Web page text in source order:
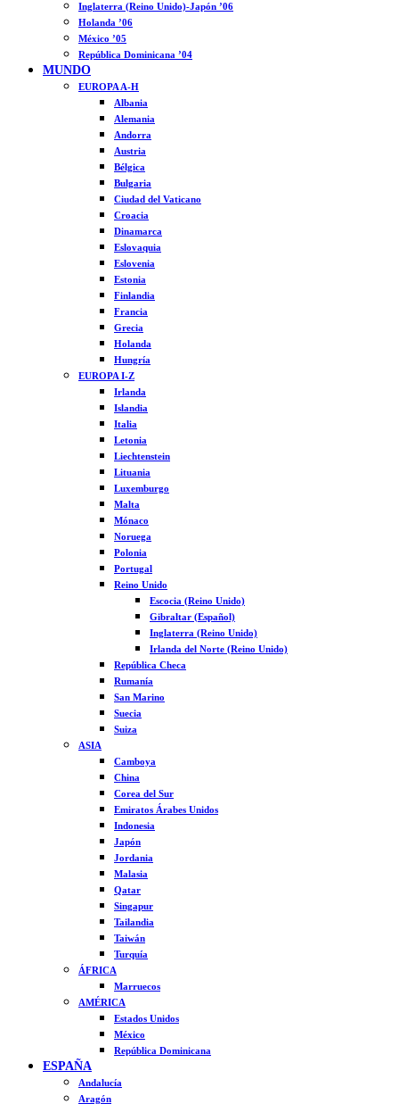
Inglaterra (Reino Unido)-Japón ’06
Holanda ’06
México ’05
República Dominicana ’04
MUNDO
EUROPA A-H
Albania
Alemania
Andorra
Austria
Bélgica
Bulgaria
Ciudad del Vaticano
Croacia
Dinamarca
Eslovaquia
Eslovenia
Estonia
Finlandia
Francia
Grecia
Holanda
Hungría
EUROPA I-Z
Irlanda
Islandia
Italia
Letonia
Liechtenstein
Lituania
Luxemburgo
Malta
Mónaco
Noruega
Polonia
Portugal
Reino Unido
Escocia (Reino Unido)
Gibraltar (Español)
Inglaterra (Reino Unido)
Irlanda del Norte (Reino Unido)
República Checa
Rumanía
San Marino
Suecia
Suiza
ASIA
Camboya
China
Corea del Sur
Emiratos Árabes Unidos
Indonesia
Japón
Jordania
Malasia
Qatar
Singapur
Tailandia
Taiwán
Turquía
ÁFRICA
Marruecos
AMÉRICA
Estados Unidos
México
República Dominicana
ESPAÑA
Andalucía
Aragón